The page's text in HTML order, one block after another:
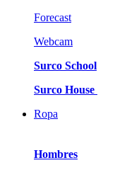
Forecast
Webcam
Surco School
Surco House
Ropa
Hombres